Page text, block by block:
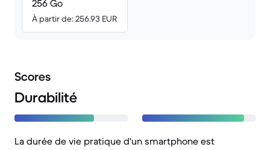
256 Go
À partir de: 256.93 EUR
Scores
Durabilité
La durée de vie pratique d'un smartphone est